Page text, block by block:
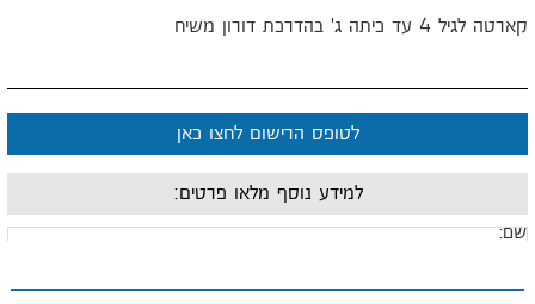
לגיל 4 עד כיתה ג' בהדרכת דורון משיח
לטופס הרישום לחצו כאן
למידע נוסף מלאו פרטים: